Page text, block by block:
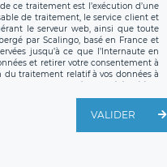
ce traitement est l’exécution d’une
de traitement, le service client et
le serveur web, ainsi que toute
par Scalingo, basé en France et
jusqu’à ce que l’Internaute en
et retirer votre consentement à
traitement relatif à vos données à
ces droits auprès du délégué à la
à l’adresse mail suivante :
droit d’introduire une réclamation
VALIDER